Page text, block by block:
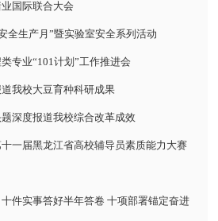
国际联合大会
全生产月”暨实验室安全系列活动
专业“101计划”工作推进会
我校大豆育种科研成果
题深度报道我校综合改革成效
一届黑龙江省高校辅导员素质能力大赛
十件实事答好半年答卷 十项部署锚定奋进